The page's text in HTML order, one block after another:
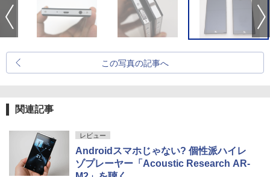
この写真の記事へ
関連記事
レビュー
Androidスマホじゃない? 個性派ハイレ
ゾプレーヤー「Acoustic Research AR-